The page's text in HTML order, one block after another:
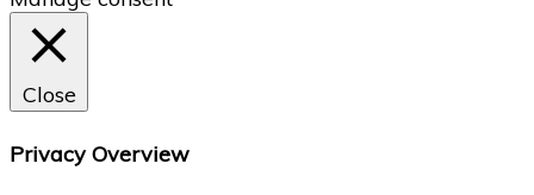
Close
Privacy Overview